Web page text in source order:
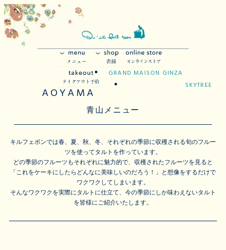
GRAND MAISON GINZA
SKYTREE
AOYAMA
青山メニュー
キルフェボンでは春、夏、秋、冬、それぞれの季節に収穫される旬のフルー
ツを使ってタルトを作っています。
どの季節のフルーツもそれぞれに魅力的で、収穫されたフルーツを見ると
「これをケーキにしたらどんなに美味しいのだろう！」と想像をするだけで
ワクワクしてしまいます。
そんなワクワクを実際にタルトに仕立て、今の季節にしか味わえないタルト
を皆様にご紹介いたします。